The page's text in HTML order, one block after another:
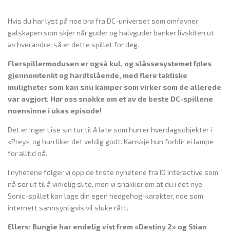
Hvis du har lyst på noe bra fra DC-universet som omfavner
galskapen som skjer når guder og halvguder banker livskiten ut
av hverandre, så er dette spillet for deg.
Flerspillermodusen er også kul, og slåssesystemet føles
gjennomtenkt og hardtslående, med flere taktiske
muligheter som kan snu kamper som virker som de allerede
var avgjort. Hør oss snakke om et av de beste DC-spillene
noensinne i ukas episode!
Det er Inger Lise sin tur til å late som hun er hverdagsobjekter i
«Prey», og hun liker det veldig godt. Kanskje hun forblir ei lampe
for alltid nå.
I nyhetene følger vi opp de triste nyhetene fra IO Interactive som
nå ser ut til å virkelig slite, men vi snakker om at du i det nye
Sonic-spillet kan lage din egen hedgehog-karakter, noe som
internett sannsynligvis vil sluke rått.
Ellers: Bungie har endelig vist frem «Destiny 2» og Stian